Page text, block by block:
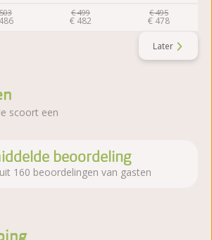
Later
503
486
€ 499
€ 482
€ 495
€ 478
scoort een
beoordeling
160 beoordelingen van gasten